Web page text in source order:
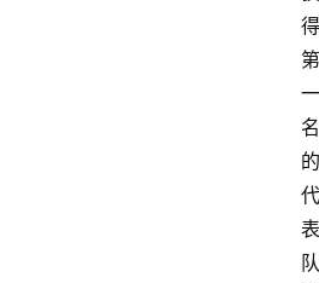
得
第
一
名
的
代
表
队